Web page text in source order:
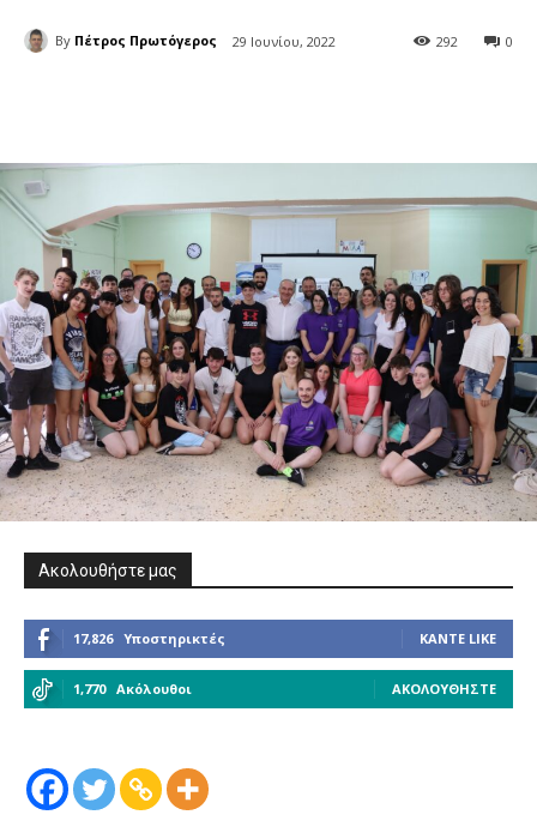
By Πέτρος Πρωτόγερος 29 Ιουνίου, 2022 0
292
Ακολουθήστε μας
17,826 Υποστηρικτές ΚΆΝΤΕ LIKE
1,770 Ακόλουθοι ΑΚΟΛΟΥΘΉΣΤΕ